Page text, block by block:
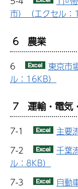
市）（エクセル：
6 農業
6
東京市
ル：16KB）
7 運輸・電気
7-1
主要
7-2
千葉
ル：8KB）
7-3
自動